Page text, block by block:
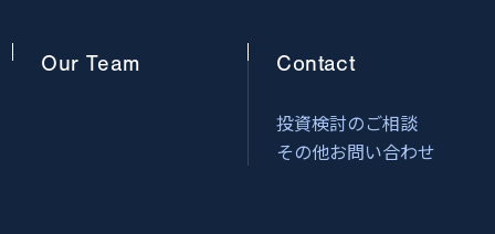
Our Team Contact
投資検討のご相談
その他お問い合わせ